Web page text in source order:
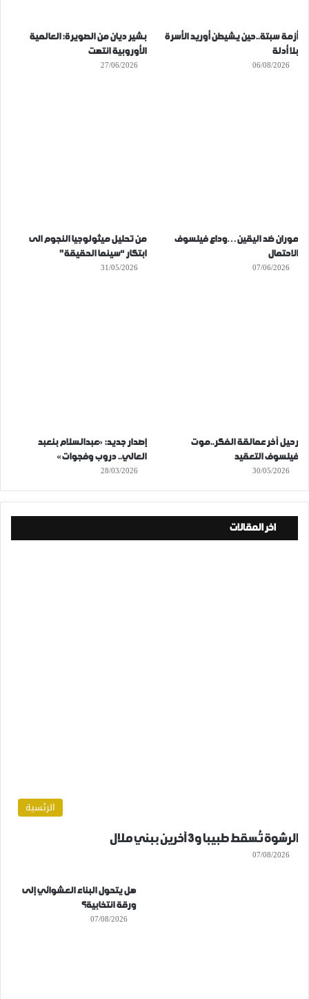
أزمة سبتة..حين يشيطن أوريد الأسرة
بلا أدلة
06/08/2026
بشير ديان من الصويرة: العالمية
الأوروبية انتهت
27/06/2026
موران ضد اليقين…وداع فيلسوف
الاحتمال
07/06/2026
من تحليل ميثولوجيا النجوم الى
ابتكار “سينما الحقيقة”
31/05/2026
رحيل آخر عمالقة الفكر..موت
فيلسوف التعقيد
30/05/2026
إصدار جديد: «عبدالسلام بنعبد
العالي.. دروب وفجوات»
28/03/2026
اخر المقالات
الرئسية
الرشوة تُسقط طبيبا و3 آخرين ببني ملال
07/08/2026
هل يتحول البناء العشوائي إلى
ورقة انتخابية؟
07/08/2026